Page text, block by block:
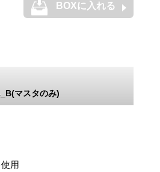
BOXに入れる
マスタのみ)
用